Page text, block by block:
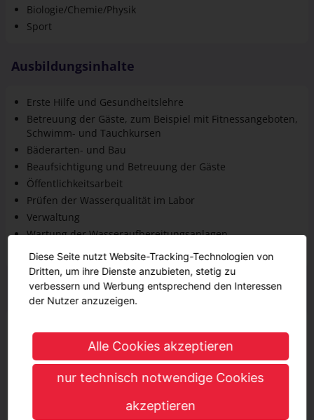
Biologie/Chemie/Physik
Sport
Ausbildungsinhalte
Erste Hilfe und Gesundheitslehre
Betreuung der Gäste, zum Beispiel mit Fitnessangeboten,
Schwimm- und Tauchkursen
Bäderarten- und Bau
Beaufsichtigung und Betreuung der Gäste
Öffentlichkeitsarbeit
Prüfen der Wasserqualität im Labor
Verwaltung
Wartung der Wasseraufbereitungsanlagen
Pflege der Grünanlagen im Außenbereich
Geschätzter Verdienst
1118,2 € - 1280 €
1118,2 € - 1280 €
1068,26 € - 1340 €
1068,26 € - 1340 €
1164,02 € - 1390 €
1164,02 € - 1390 €
Diese Seite nutzt Website-Tracking-Technologien von
Dritten, um ihre Dienste anzubieten, stetig zu
verbessern und Werbung entsprechend den Interessen
der Nutzer anzuzeigen.
Alle Cookies akzeptieren
nur technisch notwendige Cookies
akzeptieren